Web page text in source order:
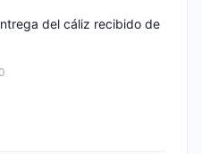
del cáliz recibido de